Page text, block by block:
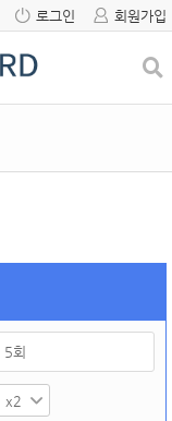
로그인 회원가입
5회